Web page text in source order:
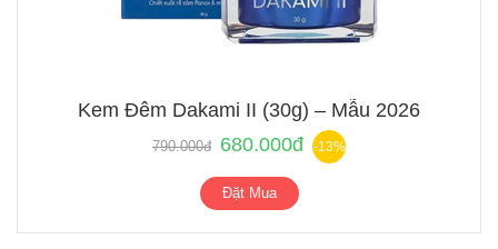
Kem Đêm Dakami II (30g) – Mẫu 2026
790.000đ 680.000đ -13%
Đặt Mua